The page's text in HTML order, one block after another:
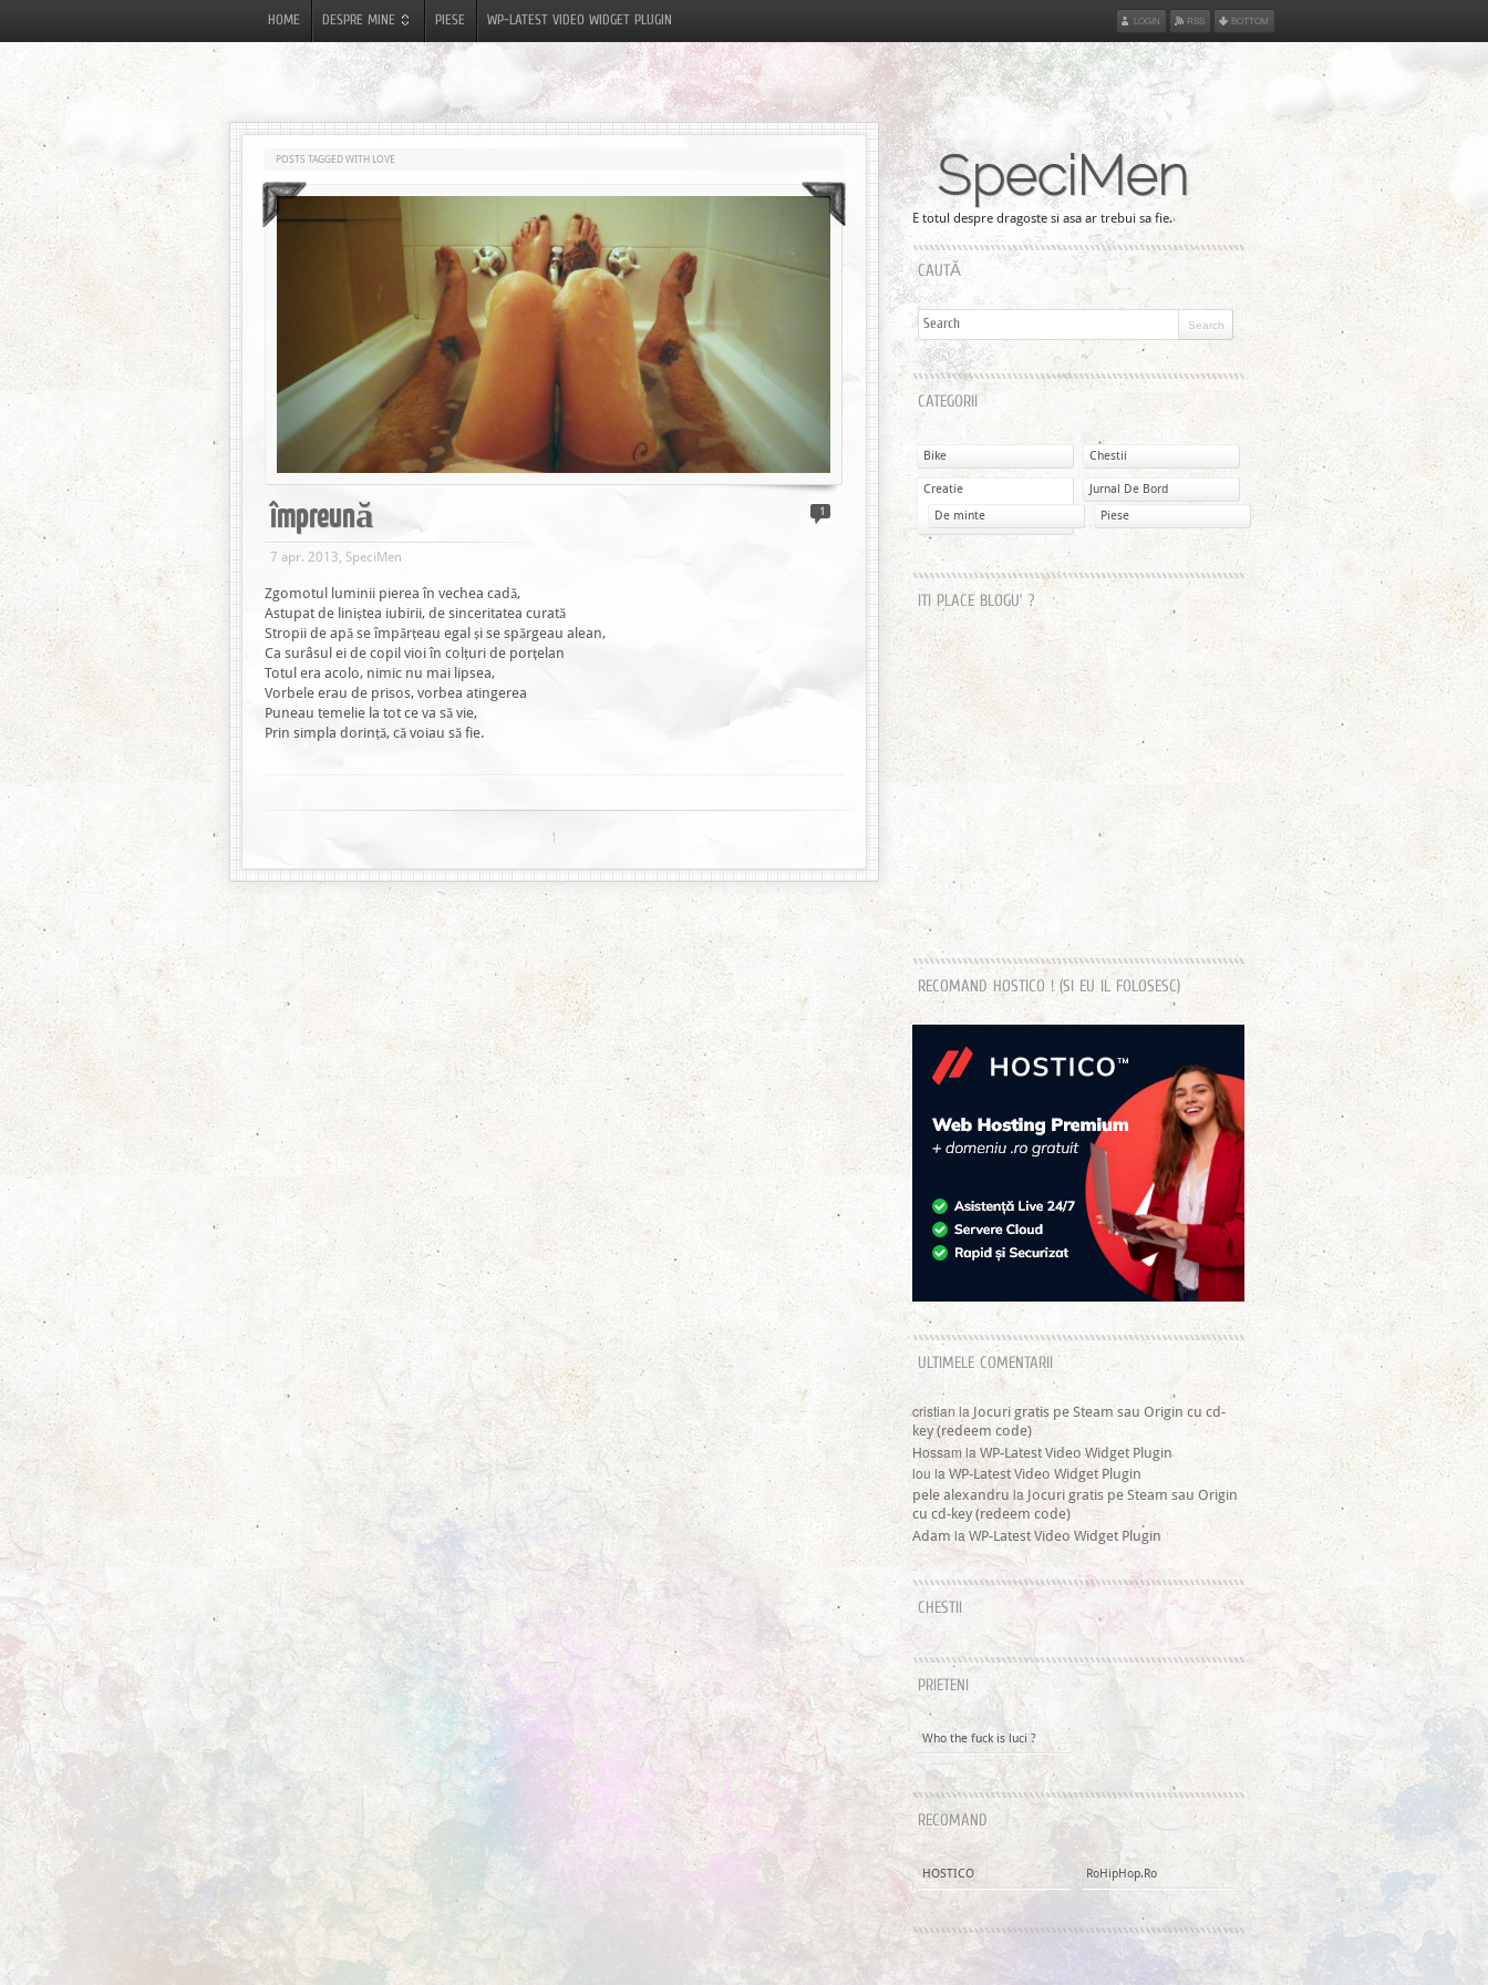
HOME DESPRE MINE PIESE WP-LATEST VIDEO WIDGET PLUGIN BOTTOM
RSS
LOGIN
POSTS TAGGED WITH LOVE
1
împreună
7 apr. 2013, SpeciMen
Zgomotul luminii pierea în vechea cadă,
Astupat de liniștea iubirii, de sinceritatea curată
Stropii de apă se împărțeau egal și se spărgeau alean,
Ca surâsul ei de copil vioi în colțuri de porțelan
Totul era acolo, nimic nu mai lipsea,
Vorbele erau de prisos, vorbea atingerea
Puneau temelie la tot ce va să vie,
Prin simpla dorință, că voiau să fie.
1
SpeciMen
E totul despre dragoste si asa ar trebui sa fie.
CAUTĂ
CATEGORII
Bike Chestii
Creatie
De minte
Piese
Jurnal De Bord
ITI PLACE BLOGU’ ?
RECOMAND HOSTICO ! (SI EU IL FOLOSESC)
ULTIMELE COMENTARII
cristian la Jocuri gratis pe Steam sau Origin cu cd-
key (redeem code)
HossamlaWP-Latest Video Widget Plugin
lou la WP-Latest Video Widget Plugin
pele alexandru la Jocuri gratis pe Steam sau Origin
cu cd-key (redeem code)
Adam la WP-Latest Video Widget Plugin
CHESTII
PRIETENI
Who the fuck is luci ?
RECOMAND
HOSTICO RoHipHop.Ro